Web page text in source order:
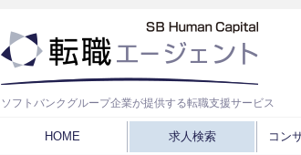
ソフトバンクグループ企業が提供する転職支援サービス
HOME 求人検索 コン